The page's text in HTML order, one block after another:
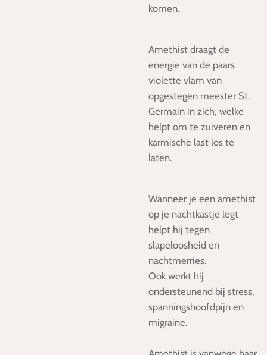
komen.
Amethist draagt de
energie van de paars
violette vlam van
opgestegen meester St.
Germain in zich, welke
helpt om te zuiveren en
karmische last los te
laten.
Wanneer je een amethist
op je nachtkastje legt
helpt hij tegen
slapeloosheid en
nachtmerries.
Ook werkt hij
ondersteunend bij stress,
spanningshoofdpijn en
migraine.